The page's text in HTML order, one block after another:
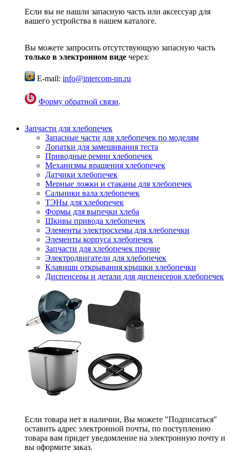
Если вы не нашли запасную часть или аксессуар для
вашего устройства в нашем каталоге.
Вы можете запросить отсутствующую запасную часть
только в электронном виде через:
E-mail: info@intercom-nn.ru
Форму обратной связи.
Запчасти для хлебопечек
Запасные части для хлебопечек по моделям
Лопатки для замешивания теста
Приводные ремни хлебопечек
Механизмы вращения хлебопечек
Датчики хлебопечек
Мерные ложки и стаканы для хлебопечек
Сальники вала хлебопечек
ТЭНы для хлебопечек
Формы для выпечки хлеба
Шкивы привода хлебопечек
Элементы электросхемы для хлебопечки
Элементы корпуса хлебопечек
Запчасти для хлебопечек прочие
Электродвигатели для хлебопечек
Клавиши открывания крышки хлебопечки
Диспенсеры и детали для диспенсеров хлебопечек
Если товара нет в наличии, Вы можете "Подписаться"
оставить адрес электронной почты, по поступлению
товара вам придет уведомление на электронную почту и
вы оформите заказ.